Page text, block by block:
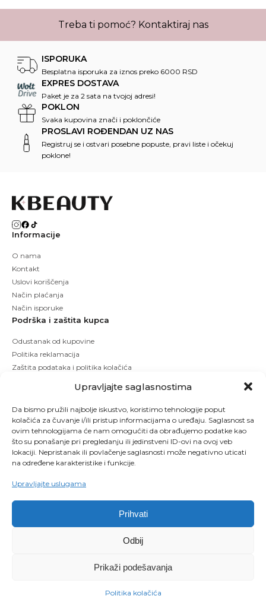
Upravljajte saglasnostima
Da bismo pružili najbolje iskustvo, koristimo tehnologije poput
kolačića za čuvanje i/ili pristup informacijama o uređaju. Saglasnost sa
ovim tehnologijama će nam omogućiti da obrađujemo podatke kao
što su ponašanje pri pregledanju ili jedinstveni ID-ovi na ovoj veb
lokaciji. Nepristanak ili povlačenje saglasnosti može negativno uticati
na određene karakteristike i funkcije.
Upravljajte uslugama
Prihvati
Odbij
Prikaži podešavanja
Politika kolačića
Treba ti pomoć? Kontaktiraj nas
ISPORUKA
Besplatna isporuka za iznos preko 6000 RSD
EXPRES DOSTAVA
Paket je za 2 sata na tvojoj adresi!
POKLON
Svaka kupovina znači i poklončiće
PROSLAVI ROĐENDAN UZ NAS
Registruj se i ostvari posebne popuste, pravi liste i očekuj
poklone!
Informacije
O nama
Kontakt
Uslovi koriščenja
Način plaćanja
Način isporuke
Podrška i zaštita kupca
Odustanak od kupovine
Politika reklamacija
Zaštita podataka i politika kolačića
Copyright © 2026 Kbeauty - Sva prava zadržana. Designed by Studio 53
Izrada sajtova